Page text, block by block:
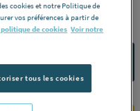
NOUS
cookies et notre Politique de
vos préférences à partir de
de cookies Voir notre
tous les cookies